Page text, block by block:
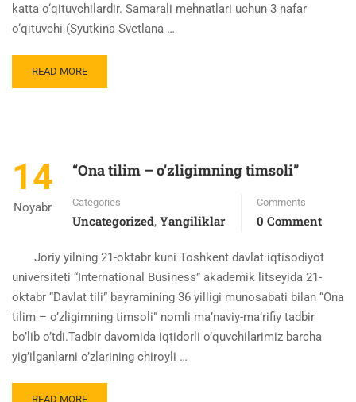
katta o‘qituvchilardir. Samarali mehnatlari uchun 3 nafar
o‘qituvchi (Syutkina Svetlana …
READ MORE
14
Noyabr
“Ona tilim – o’zligimning timsoli”
Categories
Uncategorized, Yangiliklar
Comments
0 Comment
Joriy yilning 21-oktabr kuni Toshkent davlat iqtisodiyot
universiteti “International Business” akademik litseyida 21-
oktabr “Davlat tili” bayramining 36 yilligi munosabati bilan “Ona
tilim – o’zligimning timsoli” nomli ma’naviy-ma’rifiy tadbir
bo’lib o’tdi.Tadbir davomida iqtidorli o’quvchilarimiz barcha
yig’ilganlarni o’zlarining chiroyli …
READ MORE